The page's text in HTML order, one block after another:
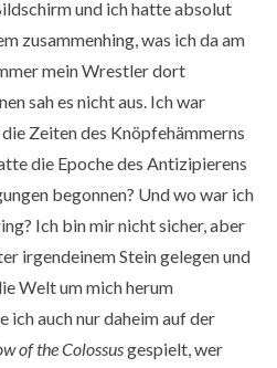
und ich hatte absolut
zusammenhing, was ich da am
mein Wrestler dort
sah es nicht aus. Ich war
Zeiten des Knöpfehämmerns
die Epoche des Antizipierens
begonnen? Und wo war ich
Ich bin mir nicht sicher, aber
irgendeinem Stein gelegen und
Welt um mich herum
auch nur daheim auf der
of the Colossusgespielt, wer